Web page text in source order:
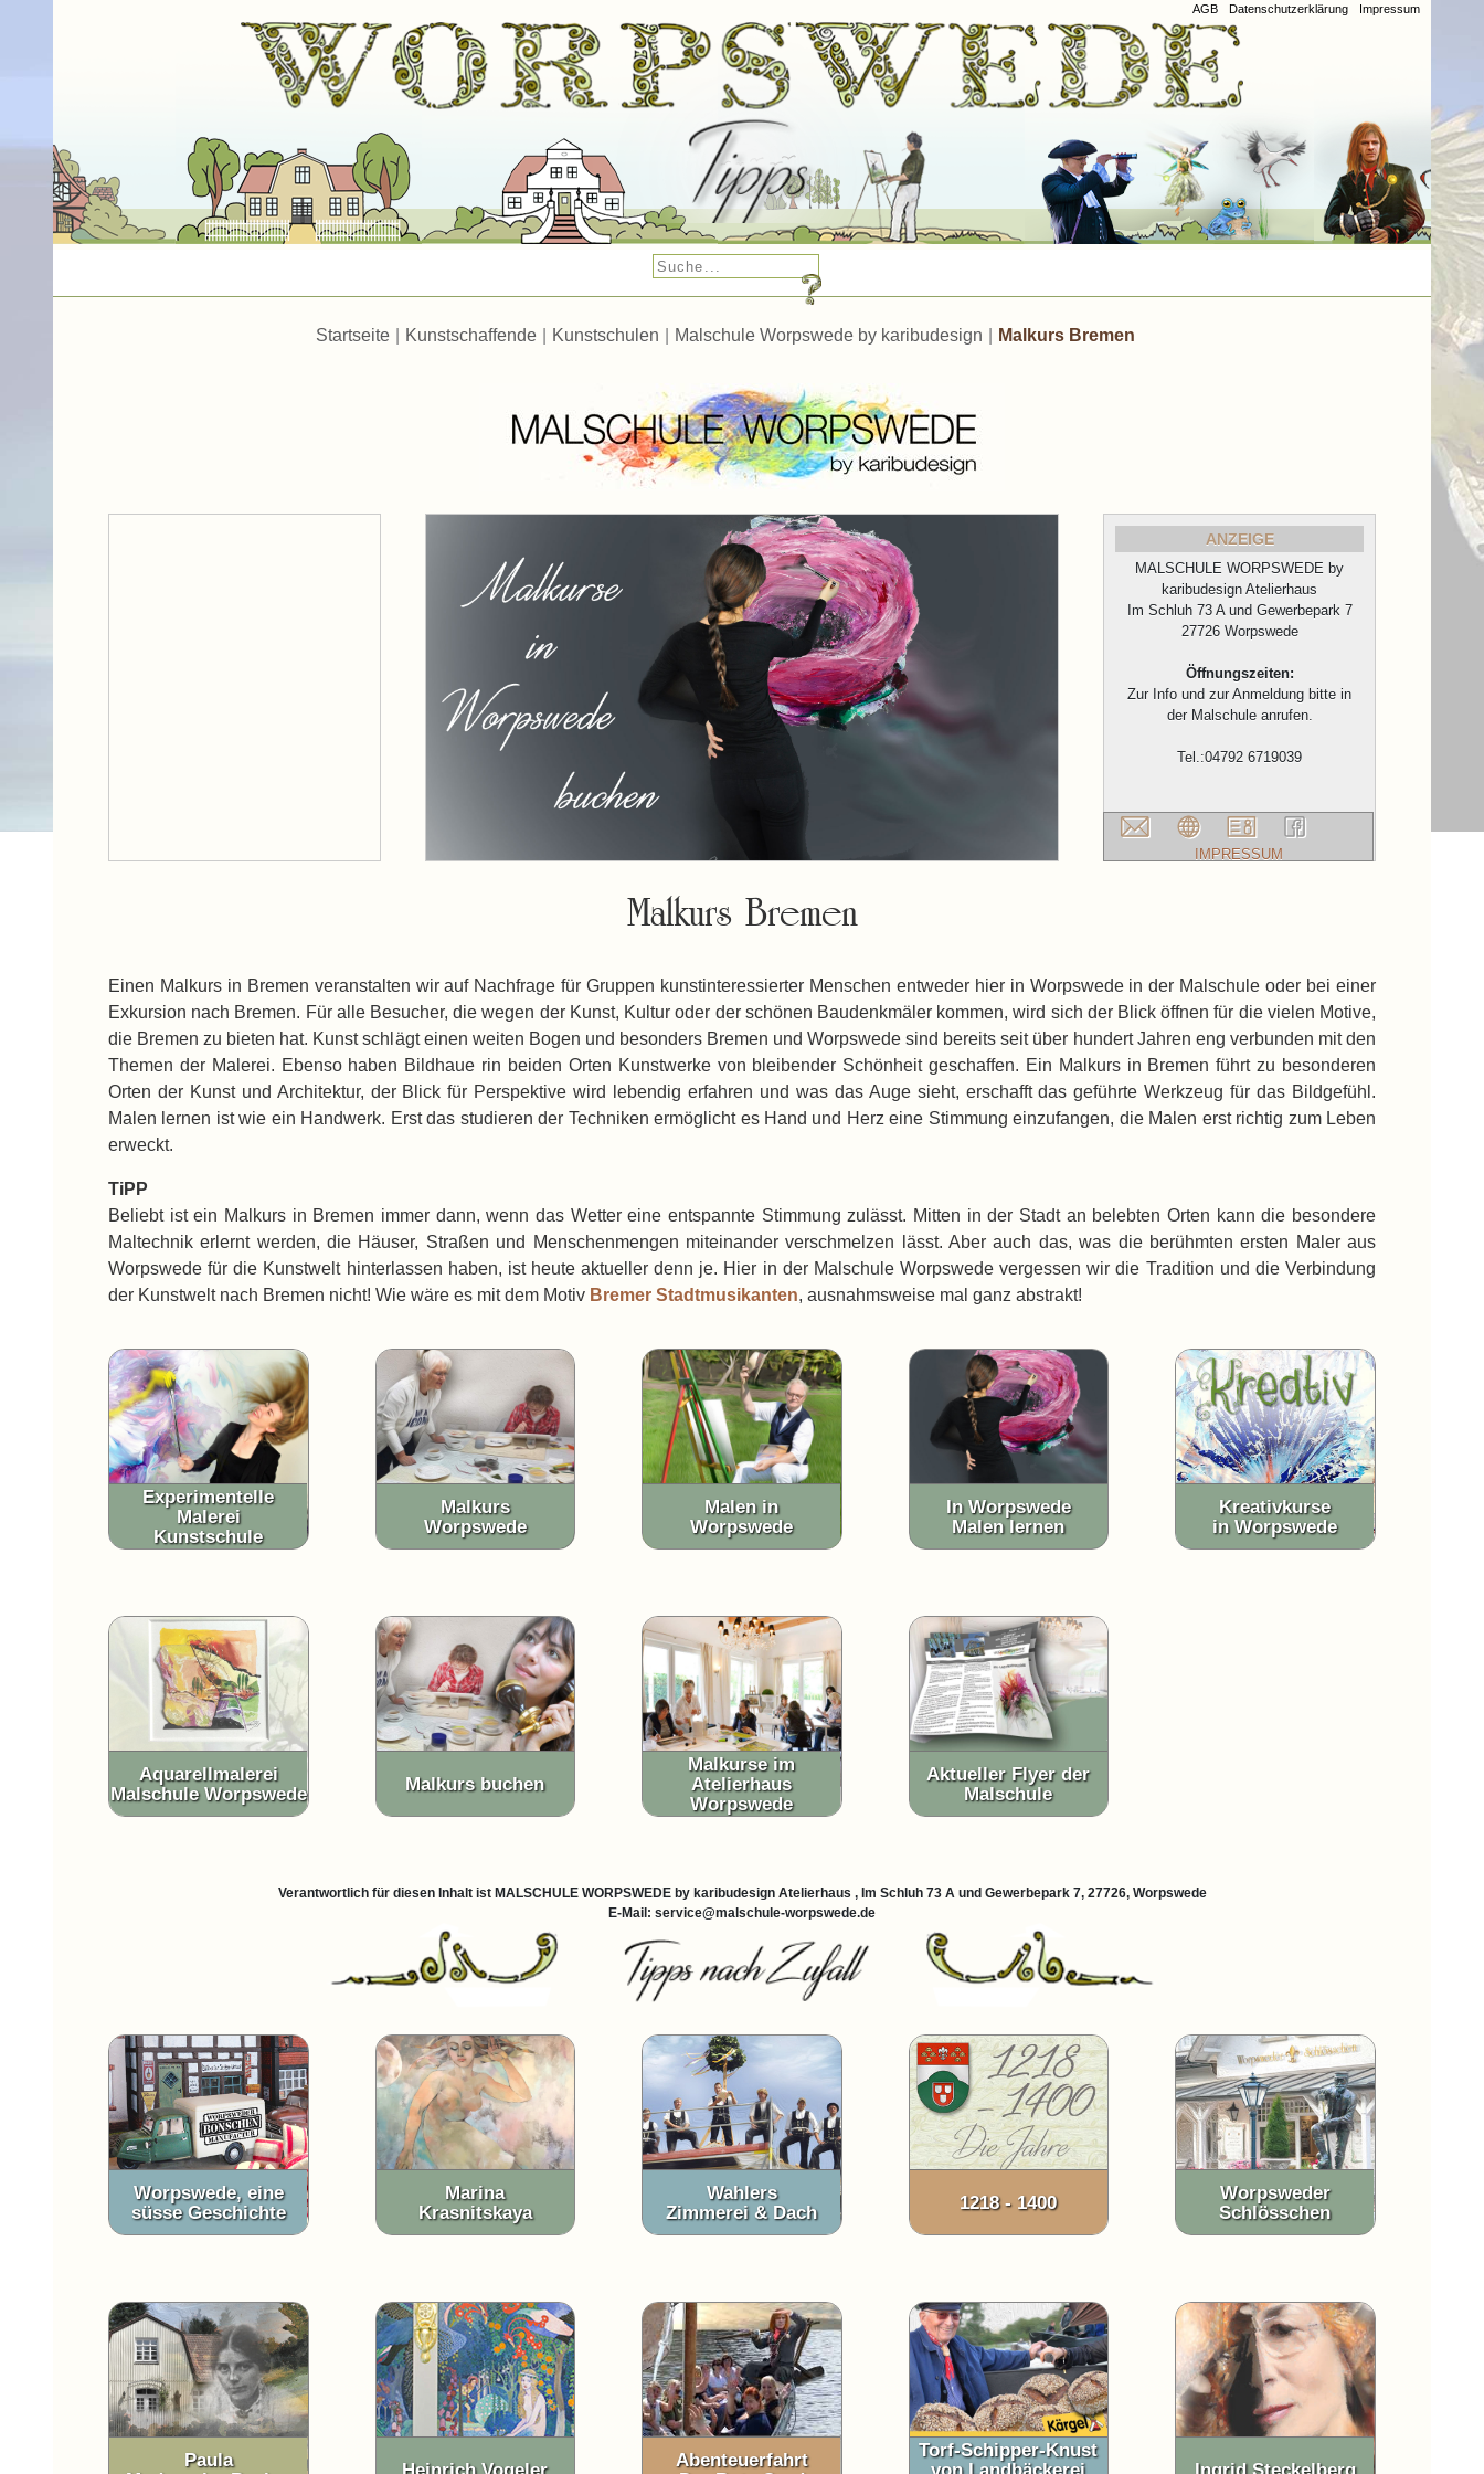
Impressum
Datenschutzerklärung
AGB
Startseite Kunstschaffende Kunstschulen Malschule Worpswede by karibudesign Malkurs Bremen
ANZEIGE
MALSCHULE WORPSWEDE by
karibudesign Atelierhaus
Im Schluh 73 A und Gewerbepark 7
27726 Worpswede
Öffnungszeiten:
Zur Info und zur Anmeldung bitte in
der Malschule anrufen.
Tel.:04792 6719039
IMPRESSUM
Malkurs Bremen
Einen Malkurs in Bremen veranstalten wir auf Nachfrage für Gruppen kunstinteressierter Menschen entweder hier in Worpswede in der Malschule oder bei einer
Exkursion nach Bremen. Für alle Besucher, die wegen der Kunst, Kultur oder der schönen Baudenkmäler kommen, wird sich der Blick öffnen für die vielen Motive,
die Bremen zu bieten hat. Kunst schlägt einen weiten Bogen und besonders Bremen und Worpswede sind bereits seit über hundert Jahren eng verbunden mit den
Themen der Malerei. Ebenso haben Bildhaue rin beiden Orten Kunstwerke von bleibender Schönheit geschaffen. Ein Malkurs in Bremen führt zu besonderen
Orten der Kunst und Architektur, der Blick für Perspektive wird lebendig erfahren und was das Auge sieht, erschafft das geführte Werkzeug für das Bildgefühl.
Malen lernen ist wie ein Handwerk. Erst das studieren der Techniken ermöglicht es Hand und Herz eine Stimmung einzufangen, die Malen erst richtig zum Leben
erweckt.
TiPP
Beliebt ist ein Malkurs in Bremen immer dann, wenn das Wetter eine entspannte Stimmung zulässt. Mitten in der Stadt an belebten Orten kann die besondere
Maltechnik erlernt werden, die Häuser, Straßen und Menschenmengen miteinander verschmelzen lässt. Aber auch das, was die berühmten ersten Maler aus
Worpswede für die Kunstwelt hinterlassen haben, ist heute aktueller denn je. Hier in der Malschule Worpswede vergessen wir die Tradition und die Verbindung
der Kunstwelt nach Bremen nicht! Wie wäre es mit dem Motiv Bremer Stadtmusikanten, ausnahmsweise mal ganz abstrakt!
Experimentelle
Malerei
Kunstschule
Malkurs
Worpswede
Malen in
Worpswede
In Worpswede
Malen lernen
Kreativkurse
in Worpswede
Aquarellmalerei
Malschule Worpswede
Malkurs buchen
Malkurse im
Atelierhaus
Worpswede
Aktueller Flyer der
Malschule
Verantwortlich für diesen Inhalt ist MALSCHULE WORPSWEDE by karibudesign Atelierhaus , Im Schluh 73 A und Gewerbepark 7, 27726, Worpswede
E-Mail: service@malschule-worpswede.de
Worpswede, eine
süsse Geschichte
Marina
Krasnitskaya
Wahlers
Zimmerei & Dach
1218 - 1400
Worpsweder
Schlösschen
Paula
Heinrich Vogeler
Abenteuerfahrt
Torf-Schipper-Knust
von Landbäckerei
Ingrid Steckelberg